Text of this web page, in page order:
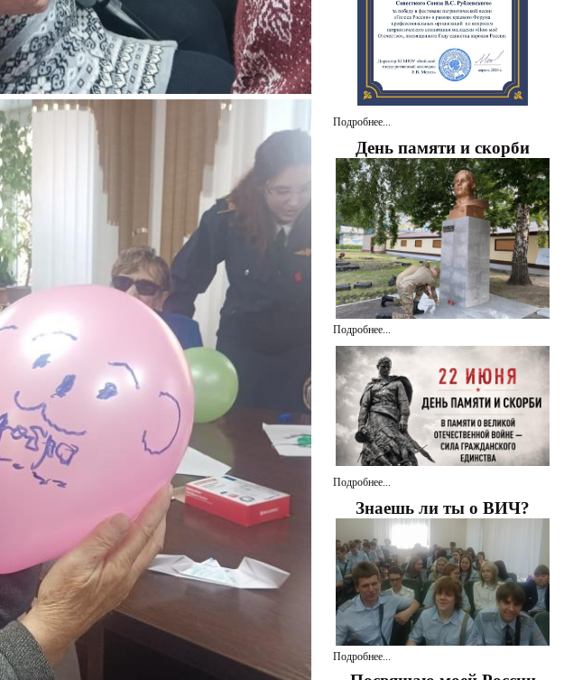
Подробнее...
День памяти и скорби
Подробнее...
Подробнее...
Знаешь ли ты о ВИЧ?
Подробнее...